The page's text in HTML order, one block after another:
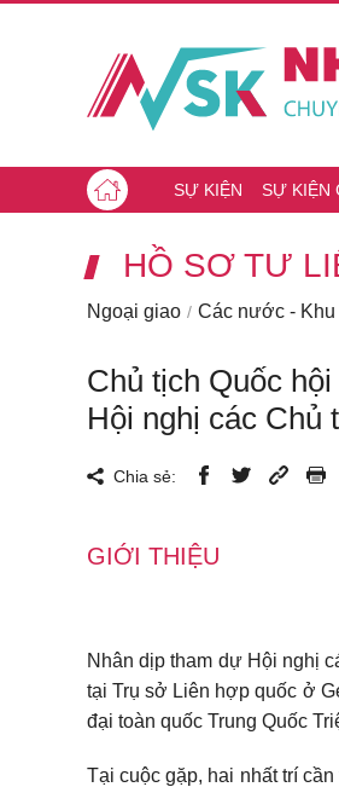
SỰ KIỆN SỰ KIỆN
HỒ SƠ TƯ
Ngoại giao Các nước -
Chủ tịch Quốc
Hội nghị các Chủ
Chia sẻ:
GIỚI THIỆU
Nhân dịp tham dự Hội nghị
tại Trụ sở Liên hợp quốc ở
đại toàn quốc Trung Quốc
Tại cuộc gặp, hai nhất trí